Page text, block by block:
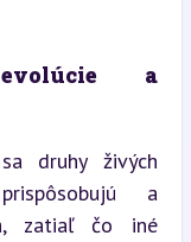
a
druhy živých
a
zatiaľ čo iné